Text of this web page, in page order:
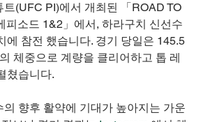
트(UFC PI)에서 개최된 「ROAD TO
피소드 1&2」에서, 하라구치 신선수
에 참전 했습니다. 경기 당일은 145.5
체중으로 계량을 클리어하고 톱 레
쳤습니다.
의 향후 활약에 기대가 높아지는 가운